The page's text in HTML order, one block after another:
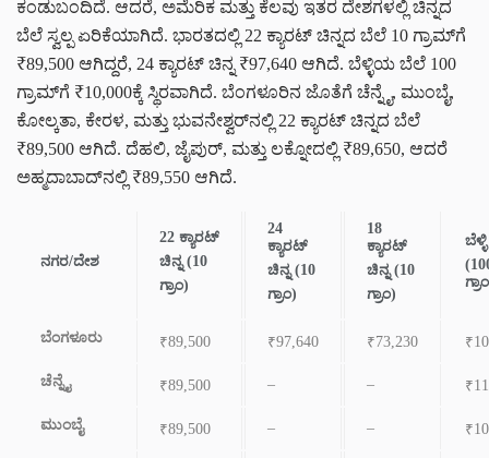
ಕಂಡುಬಂದಿದೆ. ಆದರೆ, ಅಮೆರಿಕ ಮತ್ತು ಕೆಲವು ಇತರ ದೇಶಗಳಲ್ಲಿ ಚಿನ್ನದ
ಬೆಲೆ ಸ್ವಲ್ಪ ಏರಿಕೆಯಾಗಿದೆ. ಭಾರತದಲ್ಲಿ 22 ಕ್ಯಾರಟ್ ಚಿನ್ನದ ಬೆಲೆ 10 ಗ್ರಾಮ್‌ಗೆ
₹89,500 ಆಗಿದ್ದರೆ, 24 ಕ್ಯಾರಟ್ ಚಿನ್ನ ₹97,640 ಆಗಿದೆ. ಬೆಳ್ಳಿಯ ಬೆಲೆ 100
ಗ್ರಾಮ್‌ಗೆ ₹10,000ಕ್ಕೆ ಸ್ಥಿರವಾಗಿದೆ. ಬೆಂಗಳೂರಿನ ಜೊತೆಗೆ ಚೆನ್ನೈ, ಮುಂಬೈ,
ಕೋಲ್ಕತಾ, ಕೇರಳ, ಮತ್ತು ಭುವನೇಶ್ವರ್‌ನಲ್ಲಿ 22 ಕ್ಯಾರಟ್ ಚಿನ್ನದ ಬೆಲೆ
₹89,500 ಆಗಿದೆ. ದೆಹಲಿ, ಜೈಪುರ್, ಮತ್ತು ಲಕ್ನೋದಲ್ಲಿ ₹89,650, ಆದರೆ
ಅಹ್ಮದಾಬಾದ್‌ನಲ್ಲಿ ₹89,550 ಆಗಿದೆ.
ನಗರ/ದೇಶ
22 ಕ್ಯಾರಟ್
ಚಿನ್ನ (10
ಗ್ರಾಂ)
24
ಕ್ಯಾರಟ್
ಚಿನ್ನ (10
ಗ್ರಾಂ)
18
ಕ್ಯಾರಟ್
ಚಿನ್ನ (10
ಗ್ರಾಂ)
ಬೆಳ್ಳಿ
ಬೆಂಗಳೂರು ₹89,500 ₹97,640 ₹73,230
ಚೆನ್ನೈ ₹89,500 – –
ಮುಂಬೈ ₹89,500 – –